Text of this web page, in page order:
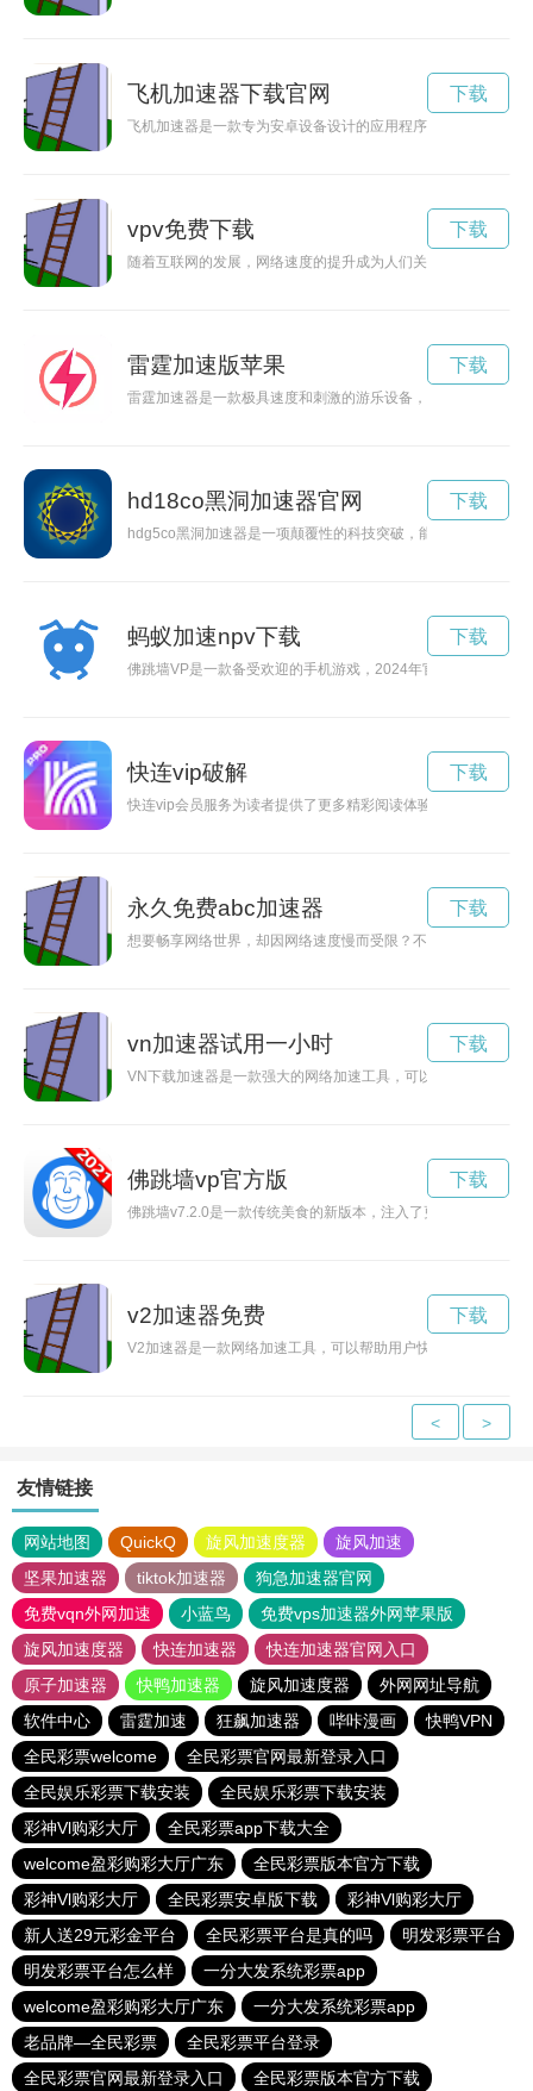
飞机加速器下载官网
飞机加速器是一款专为安卓设备设计的应用程序，可以帮助用
下载
vpv免费下载
随着互联网的发展，网络速度的提升成为人们关注的焦点。而
下载
雷霆加速版苹果
雷霆加速器是一款极具速度和刺激的游乐设备，让人们可以体
下载
hd18co黑洞加速器官网
hdg5co黑洞加速器是一项颠覆性的科技突破，能够加速探索宇
下载
蚂蚁加速npv下载
佛跳墙VP是一款备受欢迎的手机游戏，2024年官方下载正式开
下载
快连vip破解
快连vip会员服务为读者提供了更多精彩阅读体验，让您畅享无
下载
永久免费abc加速器
想要畅享网络世界，却因网络速度慢而受限？不用担心！现在
下载
vn加速器试用一小时
VN下载加速器是一款强大的网络加速工具，可以帮助用户在下
下载
佛跳墙vp官方版
佛跳墙v7.2.0是一款传统美食的新版本，注入了更多创新元素，
下载
v2加速器免费
V2加速器是一款网络加速工具，可以帮助用户快速访问网站、
下载
< >
友情链接
网站地图 QuickQ 旋风加速度器
旋风加速
坚果加速器
tiktok加速器
狗急加速器官网
免费vqn外网加速
小蓝鸟
免费vps加速器外网苹果版
旋风加速度器
快连加速器
快连加速器官网入口
原子加速器
快鸭加速器 旋风加速度器
外网网址导航
软件中心
雷霆加速 狂飙加速器 哔咔漫画
快鸭VPN
全民彩票welcome
全民彩票官网最新登录入口
全民娱乐彩票下载安装
全民娱乐彩票下载安装
彩神Vl购彩大厅
全民彩票app下载大全
welcome盈彩购彩大厅广东
全民彩票版本官方下载
彩神Vl购彩大厅
全民彩票安卓版下载
彩神Vl购彩大厅
新人送29元彩金平台
全民彩票平台是真的吗
明发彩票平台
明发彩票平台怎么样
一分大发系统彩票app
welcome盈彩购彩大厅广东
一分大发系统彩票app
老品牌—全民彩票
全民彩票平台登录
全民彩票官网最新登录入口
全民彩票版本官方下载